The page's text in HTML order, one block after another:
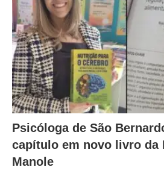
Psicóloga de São
capítulo em novo livro da
Manole